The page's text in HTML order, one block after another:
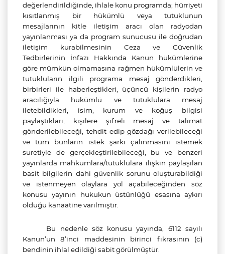
değerlendirildiğinde, ihlale konu programda; hürriyeti
kısıtlanmış bir hükümlü veya tutuklunun
mesajlarının kitle iletişim aracı olan radyodan
yayınlanması ya da program sunucusu ile doğrudan
iletişim kurabilmesinin Ceza ve Güvenlik
Tedbirlerinin İnfazı Hakkında Kanun hükümlerine
göre mümkün olmamasına rağmen hükümlülerin ve
tutukluların ilgili programa mesaj gönderdikleri,
birbirleri ile haberleştikleri, üçüncü kişilerin radyo
aracılığıyla hükümlü ve tutuklulara mesaj
iletebildikleri, isim, kurum ve koğuş bilgisi
paylaştıkları, kişilere şifreli mesaj ve talimat
gönderilebileceği, tehdit edip gözdağı verilebileceği
ve tüm bunların istek şarkı çalınmasını istemek
suretiyle de gerçekleştirilebileceği, bu ve benzeri
yayınlarda mahkumlara/tutuklulara ilişkin paylaşılan
basit bilgilerin dahi güvenlik sorunu oluşturabildiği
ve istenmeyen olaylara yol açabileceğinden söz
konusu yayının hukukun üstünlüğü esasına aykırı
olduğu kanaatine varılmıştır.
Bu nedenle söz konusu yayında , 6112 sayılı
Kanun’un 8’inci maddesinin birinci fıkrasının (c)
bendinin ihlal edildiği sabit görülmüştür.